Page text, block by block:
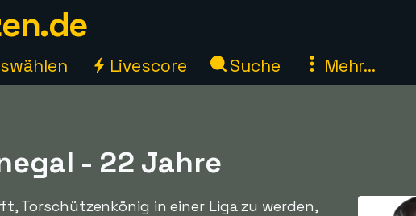
Livescore Suche Mehr...
- 22 Jahre
Torschützenkönig in einer Liga zu werden,